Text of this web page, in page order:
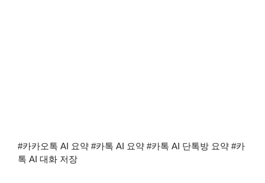
#카카오톡 AI 요약 #카톡 AI 요약 #카톡 AI 단톡방 요약 #카
톡 AI 대화 저장